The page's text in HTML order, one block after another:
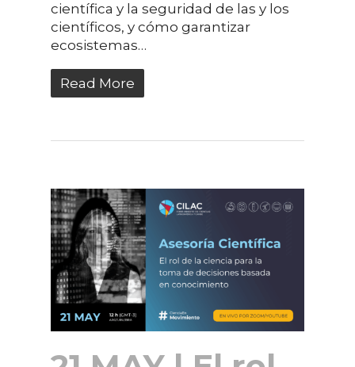
científica y la seguridad de las y los
científicos, y cómo garantizar
ecosistemas…
Read More